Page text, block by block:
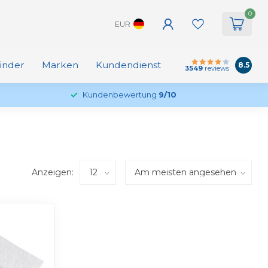
EUR
0
Marken Kundendienst 3549 reviews 8.5
Kundenbewertung 9/10
Anzeigen: